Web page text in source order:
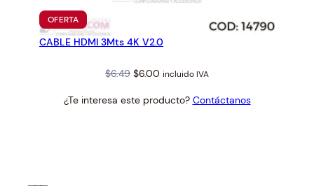
OFERTAPRODUCTO
EN
OFERTA
CABLE HDMI 3Mts 4K V2.0
$6.49 Original
was:
$6.00 Current
is:
incluido IVA
¿Te interesa este producto? Contáctanos